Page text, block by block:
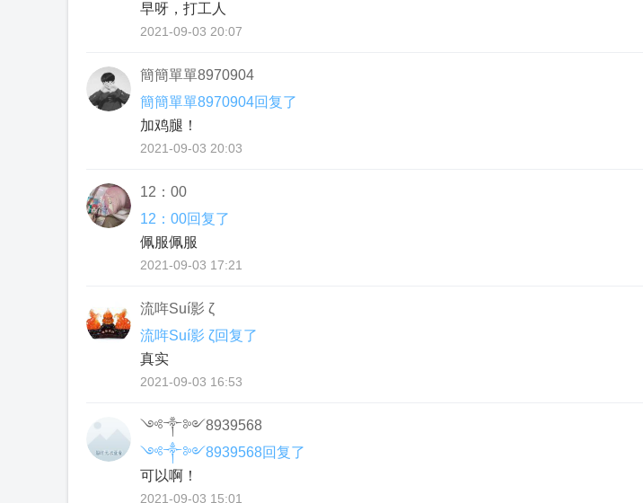
早呀，打工人
2021-09-03 20:07
簡簡單單8970904
簡簡單單8970904回复了
加鸡腿！
2021-09-03 20:03
12：00
12：00回复了
佩服佩服
2021-09-03 17:21
流哖Suí影 ζ
流哖Suí影 ζ回复了
真实
2021-09-03 16:53
༺༒༻8939568
༺༒༻8939568回复了
可以啊！
2021-09-03 15:01